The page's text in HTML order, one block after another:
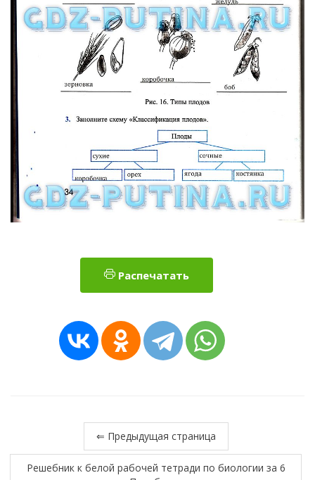
Распечатать
⇐ Предыдущая страница
Решебник к белой рабочей тетради по биологии за 6